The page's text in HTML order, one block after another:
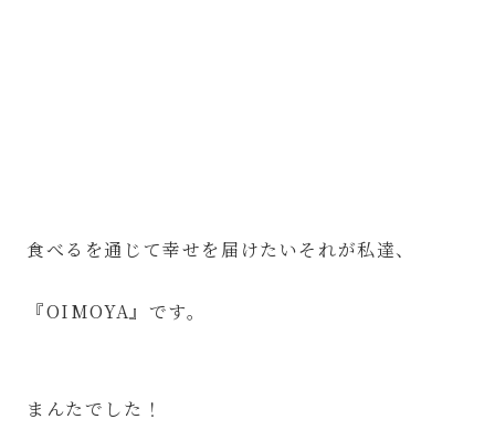
食べるを通じて幸せを届けたいそれが私達、
『OIMOYA』です。
まんたでした！